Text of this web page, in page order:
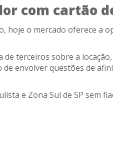
com cartão
hoje o mercado oferece a
terceiros sobre a
envolver questões de
e Zona Sul de SP sem